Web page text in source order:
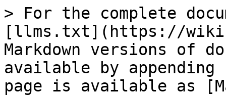
> For the complete
[llms.txt](https://
Markdown versions of
available by
page is available as